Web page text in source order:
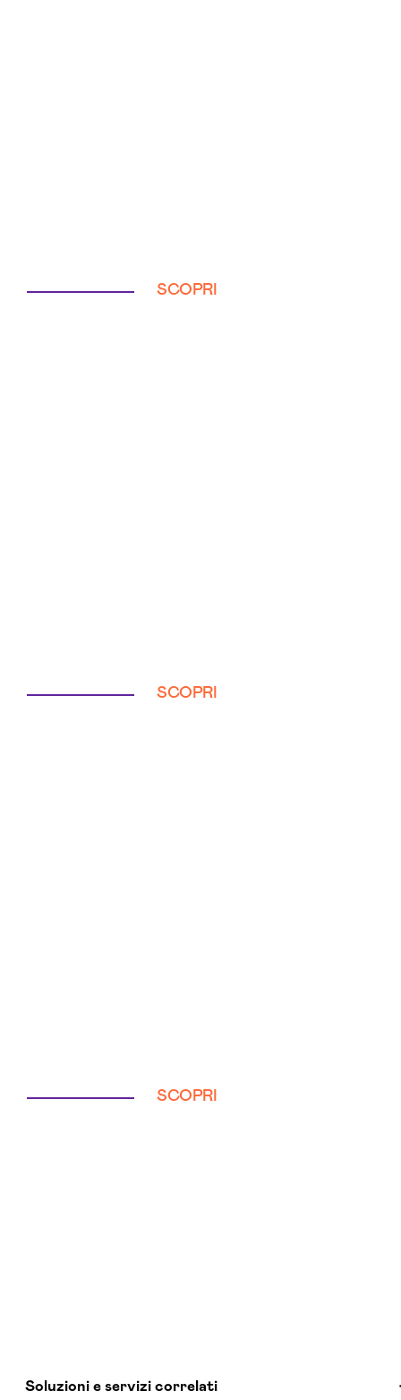
SCOPRI
SCOPRI
SCOPRI
Soluzioni e servizi correlati